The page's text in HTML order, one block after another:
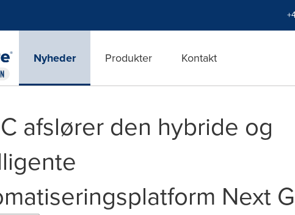
Nyheder Produkter Kontakt
afslører den hybride og
Next